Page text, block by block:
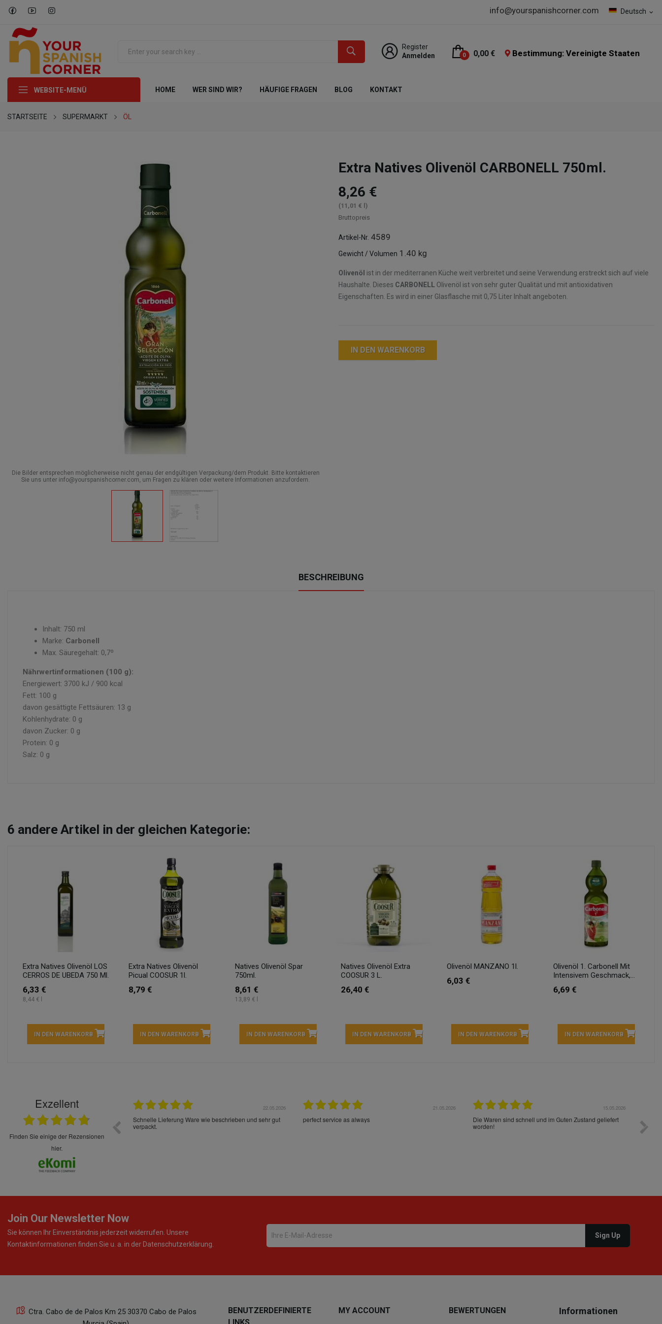
Deutsch expand_more
info@yourspanishcorner.com
Register
Anmelden
0 0,00 € Bestimmung: Vereinigte Staaten
WEBSITE-MENÜ HOME WER SIND WIR? HÄUFIGE FRAGEN BLOG KONTAKT
STARTSEITE SUPERMARKT ÖL
Die Bilder entsprechen möglicherweise nicht genau der endgültigen Verpackung/dem Produkt. Bitte kontaktieren
Sie uns unter info@yourspanishcorner.com, um Fragen zu klären oder weitere Informationen anzufordern.
Extra Natives Olivenöl CARBONELL 750ml.
8,26 €
(11,01 € l)
Bruttopreis
Artikel-Nr. 4589
Gewicht / Volumen 1.40 kg
Olivenöl ist in der mediterranen Küche weit verbreitet und seine Verwendung erstreckt sich auf viele
Haushalte. Dieses CARBONELL Olivenöl ist von sehr guter Qualität und mit antioxidativen
Eigenschaften. Es wird in einer Glasflasche mit 0,75 Liter Inhalt angeboten.
IN DEN WARENKORB
BESCHREIBUNG
Inhalt: 750 ml
Marke: Carbonell
Max. Säuregehalt: 0,7º
Nährwertinformationen (100 g):
Energiewert: 3700 kJ / 900 kcal
Fett: 100 g
davon gesättigte Fettsäuren: 13 g
Kohlenhydrate: 0 g
davon Zucker: 0 g
Protein: 0 g
Salz: 0 g
6 andere Artikel in der gleichen Kategorie:
Extra Natives Olivenöl LOS
CERROS DE UBEDA 750 Ml.
6,33 €
8,44 € l
IN DEN WARENKORB
Extra Natives Olivenöl
Picual COOSUR 1l.
8,79 €
IN DEN WARENKORB
Natives Olivenöl Spar
750ml.
8,61 €
13,89 € l
IN DEN WARENKORB
Natives Olivenöl Extra
COOSUR 3 L.
26,40 €
IN DEN WARENKORB
Olivenöl MANZANO 1l.
6,03 €
IN DEN WARENKORB
Olivenöl 1. Carbonell Mit
Intensivem Geschmack,...
6,69 €
IN DEN WARENKORB
Exzellent
finden Sie einige der Rezensionen
hier.
sehr sorgsam verpackt. Alles kommt
Spaß so einzukaufen. Die Abwicklung ist
22.05.2026
Schnelle Lieferung Ware wie beschrieben und sehr gut
verpackt.
21.05.2026
perfect service as always
15.05.2026
Die Waren sind schnell und im Guten Zustand geliefert
worden!
Join Our Newsletter Now
Sie können Ihr Einverständnis jederzeit widerrufen. Unsere
Kontaktinformationen finden Sie u. a. in der Datenschutzerklärung.
Ctra. Cabo de de Palos Km 25 30370 Cabo de Palos
BENUTZERDEFINIERTE
MY ACCOUNT BEWERTUNGEN Informationen